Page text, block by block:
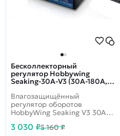
Бесколлекторный
регулятор Hobbywing
Seaking-30A-V3 (30A-180A,
HW-30302060
Влагозащищённый
регулятор оборотов
HobbyWing Seaking V3 30A
судомодельный с водяным
3 030 ₽5 160 ₽